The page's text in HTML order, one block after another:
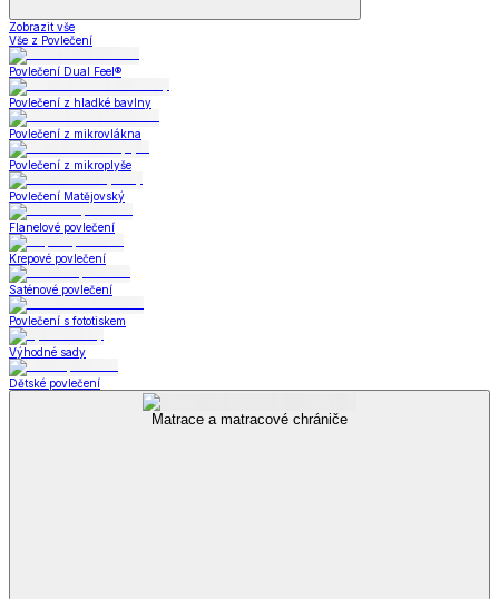
Zobrazit vše
Vše z Povlečení
Povlečení Dual Feel®
Povlečení z hladké bavlny
Povlečení z mikrovlákna
Povlečení z mikroplyše
Povlečení Matějovský
Flanelové povlečení
Krepové povlečení
Saténové povlečení
Povlečení s fototiskem
Výhodné sady
Dětské povlečení
Matrace a matracové chrániče